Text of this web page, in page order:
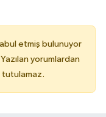
etmiş bulunuyor
yorumlardan
tutulamaz.